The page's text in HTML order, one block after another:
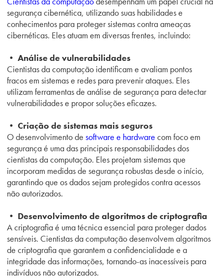
segurança cibernética, utilizando suas habilidades e
conhecimentos para proteger sistemas contra ameaças
cibernéticas. Eles atuam em diversas frentes, incluindo:
• Análise de vulnerabilidades
Cientistas da computação identificam e avaliam pontos
fracos em sistemas e redes para prevenir ataques. Eles
utilizam ferramentas de análise de segurança para detectar
vulnerabilidades e propor soluções eficazes.
• Criação de sistemas mais seguros
O desenvolvimento de software e hardware com foco em
segurança é uma das principais responsabilidades dos
cientistas da computação. Eles projetam sistemas que
incorporam medidas de segurança robustas desde o início,
garantindo que os dados sejam protegidos contra acessos
não autorizados.
• Desenvolvimento de algoritmos de criptografia
A criptografia é uma técnica essencial para proteger dados
sensíveis. Cientistas da computação desenvolvem algoritmos
de criptografia que garantem a confidencialidade e a
integridade das informações, tornando-as inacessíveis para
indivíduos não autorizados.